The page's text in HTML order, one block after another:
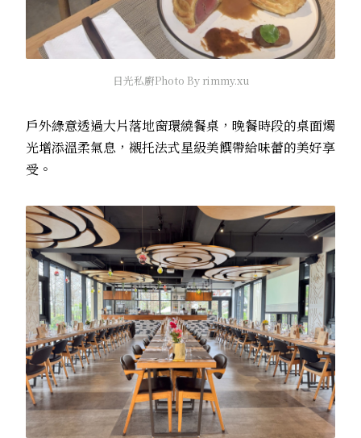
日光私廚Photo By rimmy.xu
戶外綠意透過大片落地窗環繞餐桌，晚餐時段的桌面燭
光增添溫柔氣息，襯托法式星級美饌帶給味蕾的美好享
受。